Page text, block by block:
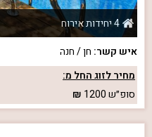
4 יחידות אירוח
איש קשר: חן / חנה
מחיר לזוג החל מ:
סופ״ש1200